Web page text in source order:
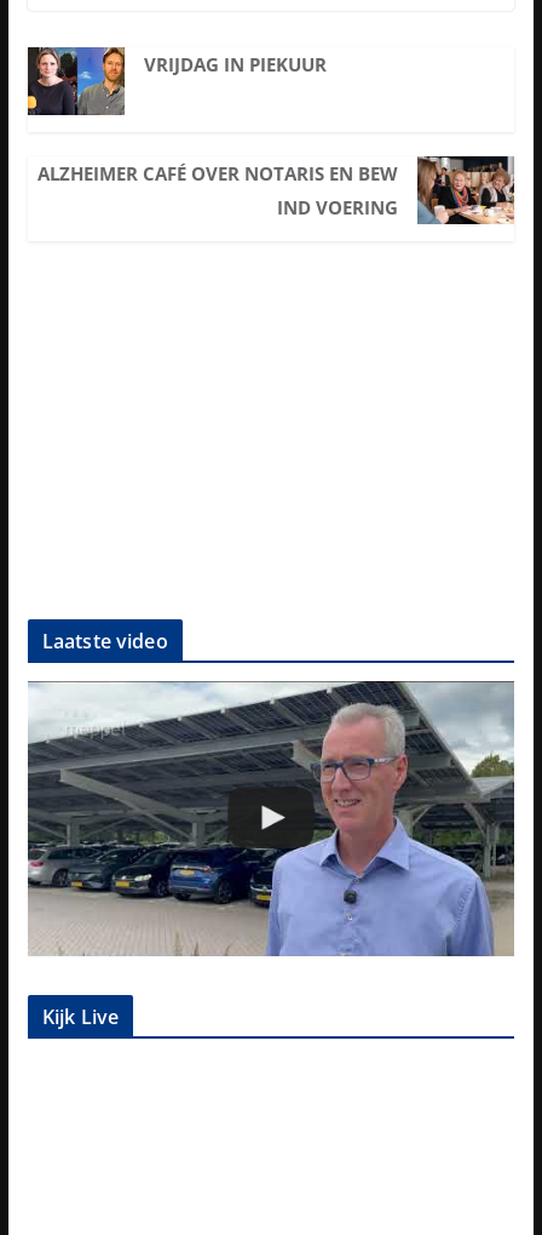
VRIJDAG IN PIEKUUR
ALZHEIMER CAFÉ OVER NOTARIS EN BEW
IND VOERING
Laatste video
Kijk Live